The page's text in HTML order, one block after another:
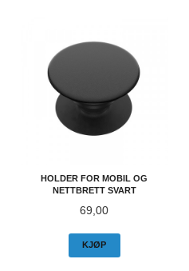
HOLDER FOR MOBIL OG
NETTBRETT SVART
Pris
69,00
KJØP